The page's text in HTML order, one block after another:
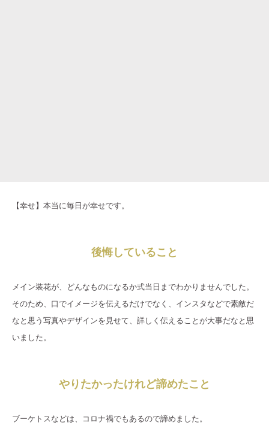
【幸せ】本当に毎日が幸せです。
後悔していること
メイン装花が、どんなものになるか式当日までわかりませんでした。
そのため、口でイメージを伝えるだけでなく、インスタなどで素敵だ
なと思う写真やデザインを見せて、詳しく伝えることが大事だなと思
いました。
やりたかったけれど諦めたこと
ブーケトスなどは、コロナ禍でもあるので諦めました。